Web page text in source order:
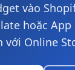
vào
hoặc App
với Online